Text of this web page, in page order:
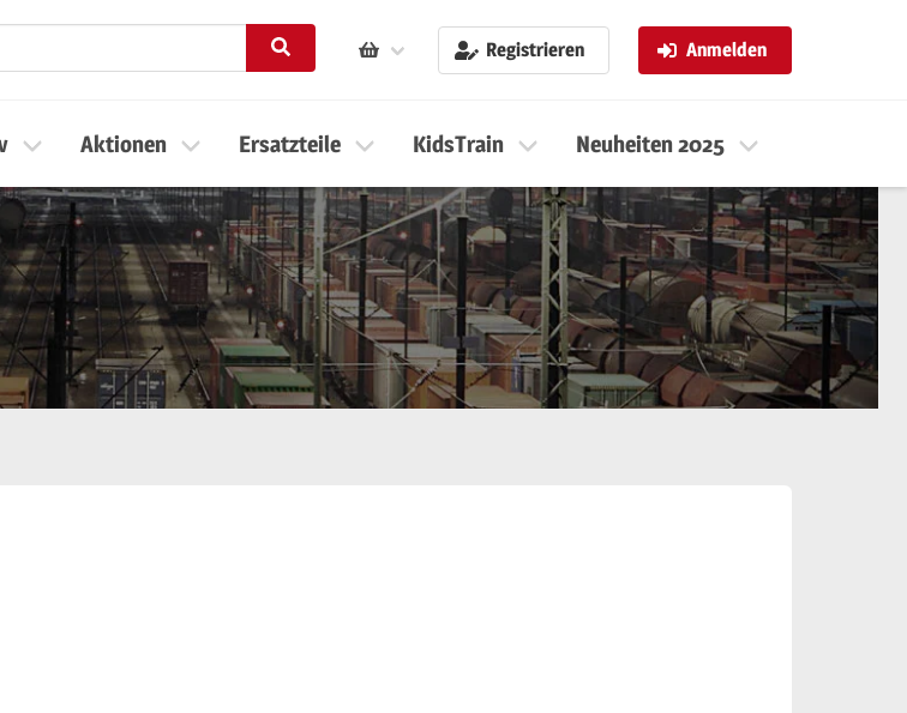
Registrieren Anmelden
Aktionen Ersatzteile KidsTrain Neuheiten 2025